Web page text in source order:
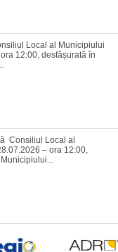
Local al Municipiului
12:00, desfășurată în
Consiliul Local al
– ora 12:00,